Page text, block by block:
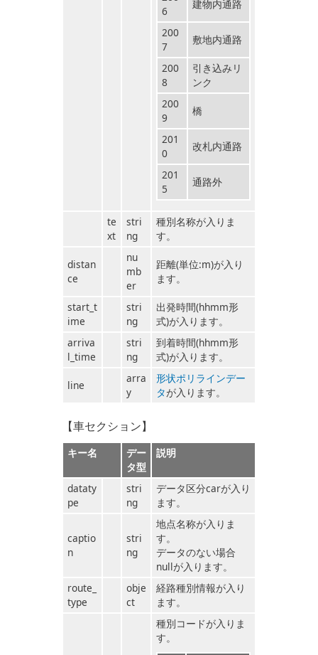
6
建物内通路
200
7
敷地内通路
200
8
引き込みリ
ンク
200
9
橋
201
0
改札内通路
201
5
通路外
te
xt
stri
ng
種別名称が入りま
す。
distan
ce
nu
mb
er
距離(単位:m)が入り
ます。
start_t
ime
stri
ng
出発時間(hhmm形
式)が入ります。
arriva
l_time
stri
ng
到着時間(hhmm形
式)が入ります。
line
arra
y
形状ポリラインデー
タが入ります。
【車セクション】
キー名
デー
タ型
説明
dataty
pe
stri
ng
データ区分carが入り
ます。
captio
n
stri
ng
地点名称が入りま
す。
データのない場合
nullが入ります。
route_
type
obje
ct
経路種別情報が入り
ます。
種別コードが入りま
す。